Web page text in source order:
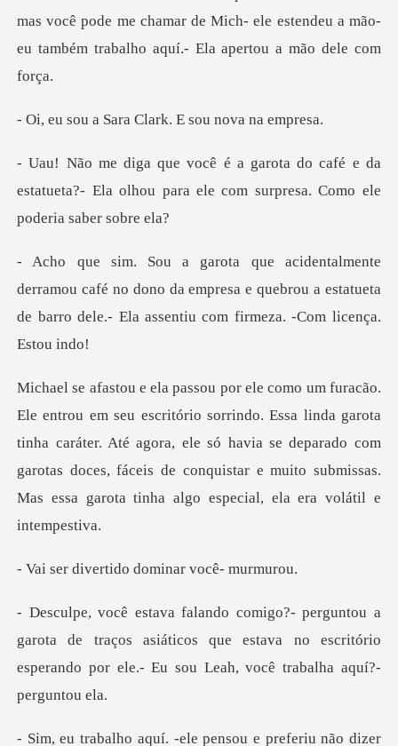
mas você pode me chamar de Mich- ele estendeu a mão-
eu
ara Clark. E sou
afé e da
estatueta?- Ela olhou para ele com
café no dono da empresa e quebrou a estatueta
de barro
ssa linda garota
tinha caráter. Até agora, ele só havia se deparado com
garotas doces, fáceis de
rtido dominar
ta de traços asiáticos que estava no escritório
esperando